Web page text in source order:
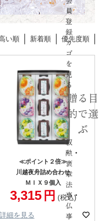
員
登
録
カ
ゴ
を
見
る
贈る目
的で選
ぶ
叙
勲・
褒
章
法
事・
仏
事
い順 新着順
優先度順
≪ポイント２倍≫
川越夜舟詰め合わせ
ＭＩＸ９個入
3,315 税込
詳細を見る